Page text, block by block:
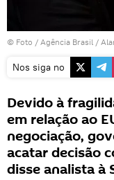
© Foto / Agência Brasil /
Nos siga no
Devido à
em relação ao
negociação,
acatar decisão
disse analista à